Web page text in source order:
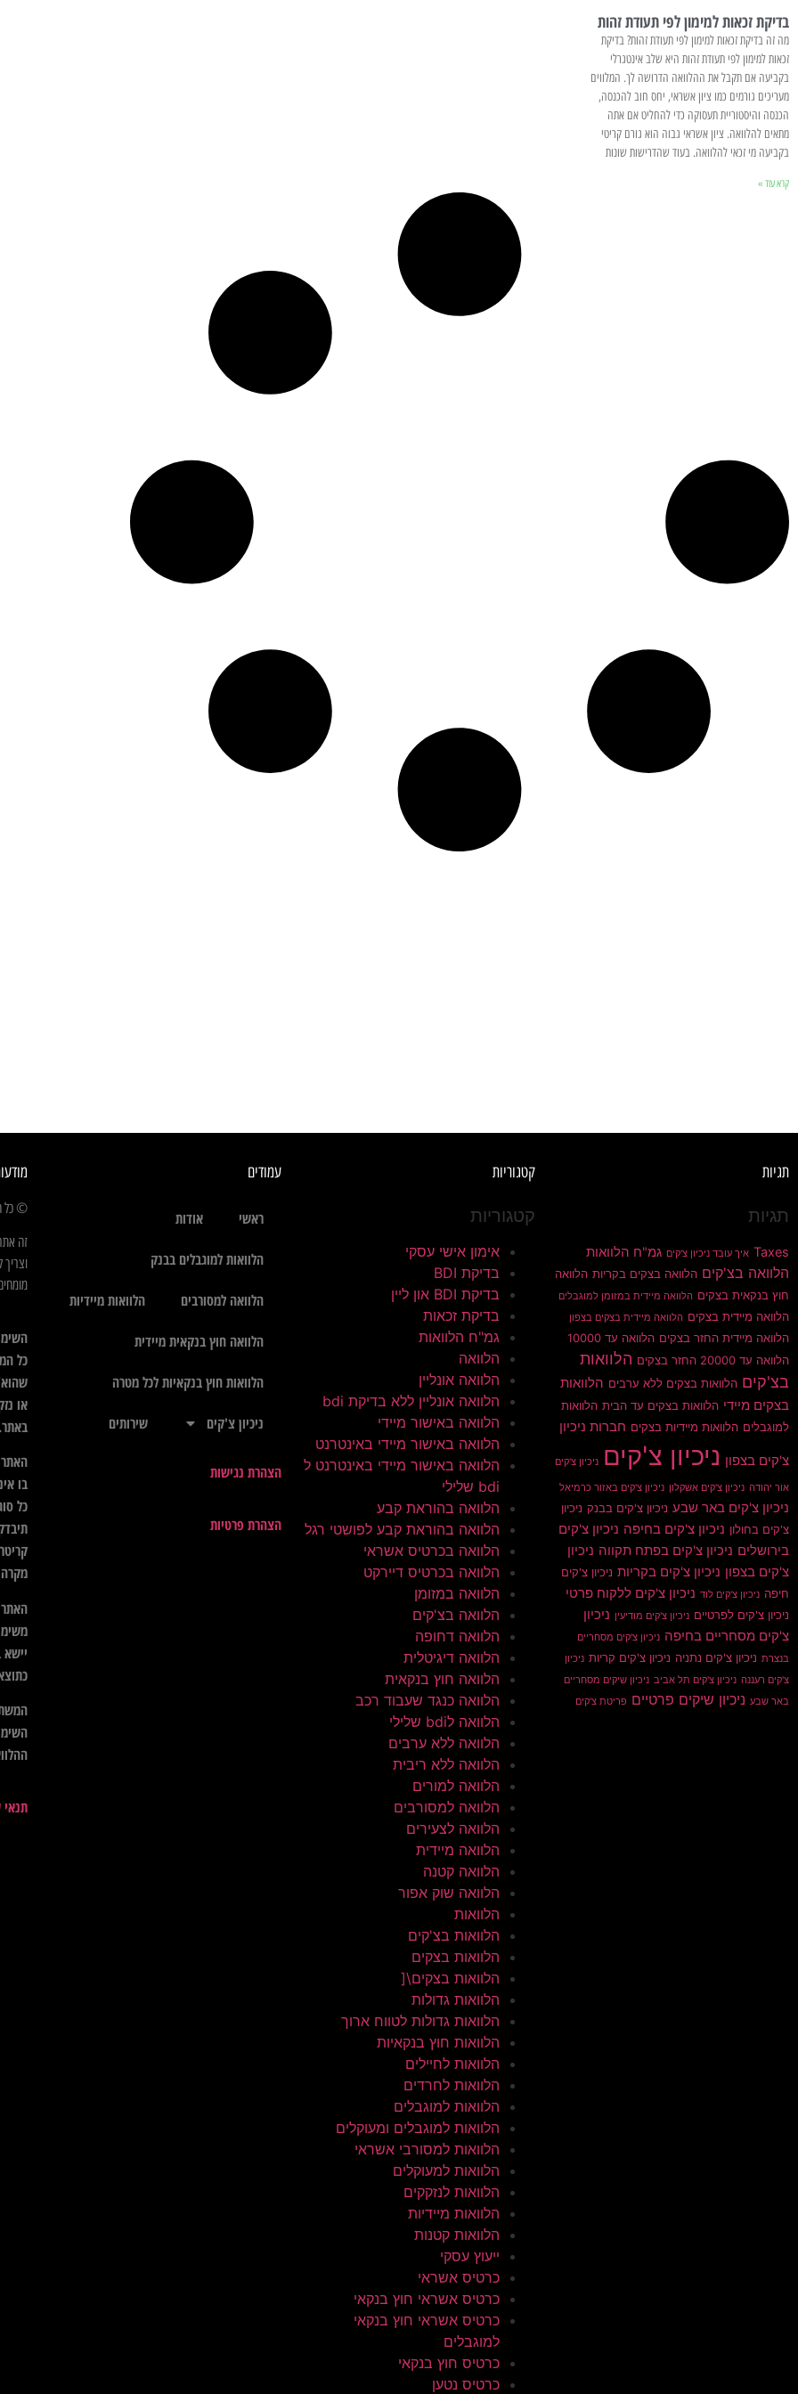
בדיקת זכאות למימון לפי תעודת זהות
מה זה בדיקת זכאות למימון לפי תעודת זהות? בדיקת
זכאות למימון לפי תעודת זהות היא שלב אינטגרלי
בקביעה אם תקבל את ההלוואה הדרושה לך. המלווים
מעריכים גורמים כמו ציון אשראי, יחס חוב להכנסה,
הכנסה והיסטוריית תעסוקה כדי להחליט אם אתה
מתאים להלוואה. ציון אשראי גבוה הוא גורם קריטי
בקביעה מי זכאי להלוואה. בעוד שהדרישות שונות
קרא עוד »
תגיות
תגיות
Taxes איך עובד ניכיון צ'קים גמ"ח הלוואות
הלוואה בצ'קים הלוואה בצקים בקריות הלוואה
חוץ בנקאית בצקים הלוואה מיידית במזומן למוגבלים
הלוואה מיידית בצקים הלוואה מיידית בצקים בצפון
הלוואה מיידית החזר בצקים הלוואה עד 10000
הלוואה עד 20000 החזר בצקים
הלוואות
בצ'קים הלוואות בצקים ללא ערבים הלוואות
בצקים מיידי הלוואות בצקים עד הבית הלוואות
למוגבלים הלוואות מיידיות בצקים חברות ניכיון
צ'קים בצפון ניכיון צ'קים ניכיון צ'קים
אור יהודה ניכיון צ'קים אשקלון ניכיון צ'קים באזור כרמיאל
ניכיון צ'קים באר שבע ניכיון צ'קים בבנק ניכיון
צ'קים בחולון ניכיון צ'קים בחיפה ניכיון צ'קים
בירושלים ניכיון צ'קים בפתח תקווה ניכיון
צ'קים בצפון ניכיון צ'קים בקריות ניכיון צ'קים
חיפה ניכיון צ'קים לוד ניכיון צ'קים ללקוח פרטי
ניכיון צ'קים לפרטיים ניכיון צ'קים מודיעין ניכיון
צ'קים מסחריים בחיפה ניכיון צ'קים מסחריים
בנצרת ניכיון צ'קים נתניה ניכיון צ'קים קריות ניכיון
צ'קים רעננה ניכיון צ'קים תל אביב ניכיון שיקים מסחריים
באר שבע ניכיון שיקים פרטיים פריטת צ'קים
קטגוריות
קטגוריות
אימון אישי עסקי
בדיקת BDI
בדיקת BDI און ליין
בדיקת זכאות
גמ"ח הלוואות
הלוואה
הלוואה אונליין
הלוואה אונליין ללא בדיקת bdi
הלוואה באישור מיידי
הלוואה באישור מיידי באינטרנט
הלוואה באישור מיידי באינטרנט ל
bdi שלילי
הלוואה בהוראת קבע
הלוואה בהוראת קבע לפושטי רגל
הלוואה בכרטיס אשראי
הלוואה בכרטיס דיירקט
הלוואה במזומן
הלוואה בצ'קים
הלוואה דחופה
הלוואה דיגיטלית
הלוואה חוץ בנקאית
הלוואה כנגד שעבוד רכב
הלוואה לbdi שלילי
הלוואה ללא ערבים
הלוואה ללא ריבית
הלוואה למורים
הלוואה למסורבים
הלוואה לצעירים
הלוואה מיידית
הלוואה קטנה
הלוואה שוק אפור
הלוואות
הלוואות בצ'קים
הלוואות בצקים
הלוואות בצקים\[
הלוואות גדולות
הלוואות גדולות לטווח ארוך
הלוואות חוץ בנקאיות
הלוואות לחיילים
הלוואות לחרדים
הלוואות למוגבלים
הלוואות למוגבלים ומעוקלים
הלוואות למסורבי אשראי
הלוואות למעוקלים
הלוואות לנזקקים
הלוואות מיידיות
הלוואות קטנות
ייעוץ עסקי
כרטיס אשראי
כרטיס אשראי חוץ בנקאי
כרטיס אשראי חוץ בנקאי
למוגבלים
כרטיס חוץ בנקאי
כרטיס נטען
עמודים
ראשי אודות
הלוואות למוגבלים בבנק
הלוואה למסורבים הלוואות מיידיות
הלוואה חוץ בנקאית מיידית
הלוואות חוץ בנקאיות לכל מטרה
ניכיון צ'קים שירותים
הצהרת נגישות
הצהרת פרטיות
© כל
זה
כל
או
האתר
בו
כל
מקרה
האתר